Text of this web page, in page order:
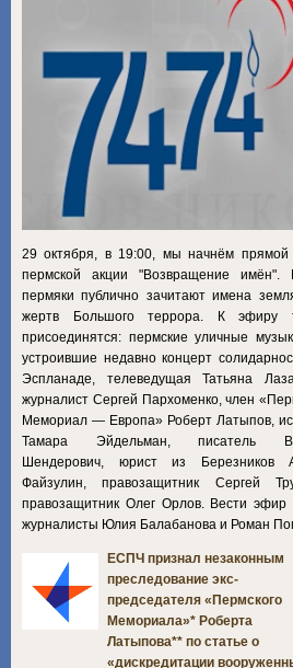
29 октября, в 19:00, мы начнём
пермской акции "Возвращение имён".
пермяки публично зачитают имена
жертв Большого террора. К эфиру
присоединятся: пермские уличные
устроившие недавно концерт
Эспланаде, телеведущая Татьяна
журналист Сергей Пархоменко, член
Мемориал — Европа» Роберт Латыпов,
Тамара Эйдельман, писатель
Шендерович, юрист из Березников
Файзулин, правозащитник Сергей
правозащитник Олег Орлов. Вести эфир
журналисты Юлия Балабанова и Роман
ЕСПЧ признал незаконным
преследование экс-
председателя «Пермского
Мемориала»* Роберта
Латыпова** по статье о
«дискредитации